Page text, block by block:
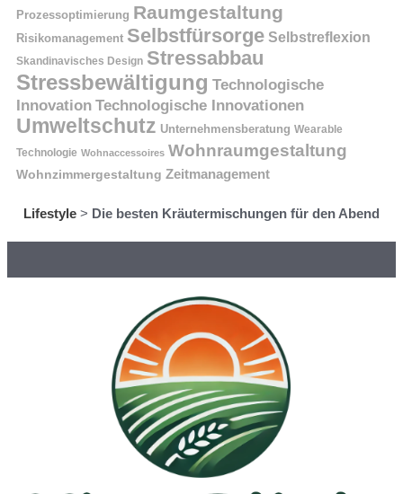
Prozessoptimierung Raumgestaltung
Risikomanagement Selbstfürsorge Selbstreflexion
Skandinavisches Design Stressabbau
Stressbewältigung Technologische
Innovation Technologische Innovationen
Umweltschutz Unternehmensberatung Wearable
Technologie Wohnaccessoires Wohnraumgestaltung
Wohnzimmergestaltung Zeitmanagement
Lifestyle > Die besten Kräutermischungen für den Abend